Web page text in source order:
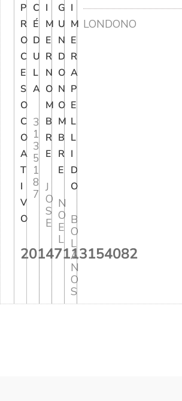
P
R
O
C
E
S
O
C
O
A
T
I
V
O
20147113154082
C
É
D
U
L
A
3
1
3
5
1
8
7
I
M
E
R
N
O
M
B
R
E
J
O
S
E
G
U
N
D
O
N
O
M
B
R
E
N
O
E
L
I
M
E
R
A
P
E
L
L
I
D
O
B
O
L
A
N
O
S
LONDONO